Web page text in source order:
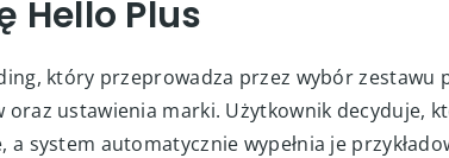
Hello Plus
który przeprowadza przez wybór zestawu
ustawienia marki. Użytkownik decyduje,
system automatycznie wypełnia je